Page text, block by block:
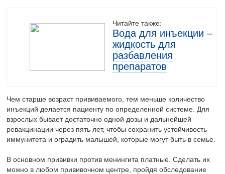
Читайте также:
Вода для инъекции –
жидкость для
разбавления
препаратов
Чем старше возраст прививаемого, тем меньше количество
инъекций делается пациенту по определенной системе. Для
взрослых бывает достаточно одной дозы и дальнейшей
ревакцинации через пять лет, чтобы сохранить устойчивость
иммунитета и оградить малышей, которые могут быть в семье.
В основном прививки против менингита платные. Сделать их
можно в любом прививочном центре, пройдя обследование